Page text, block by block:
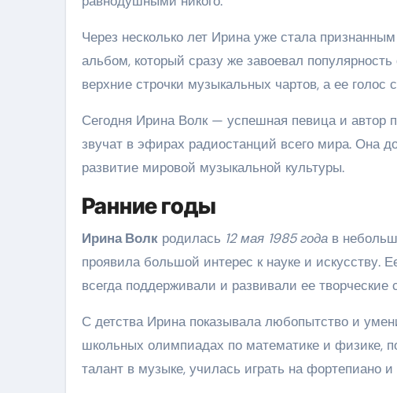
Через несколько лет Ирина уже стала
альбом, который сразу же завоевал
верхние строчки музыкальных чартов, а ее голос
Сегодня Ирина Волк — успешная певица и автор
звучат в эфирах радиостанций всего мира. Она
развитие мировой музыкальной культуры.
Ранние годы
Ирина Волк родилась 12 мая 1985 года в
проявила большой интерес к науке и искусству.
всегда поддерживали и развивали ее творческие
С детства Ирина показывала любопытство и
школьных олимпиадах по математике и физике,
талант в музыке, училась играть на фортепиано